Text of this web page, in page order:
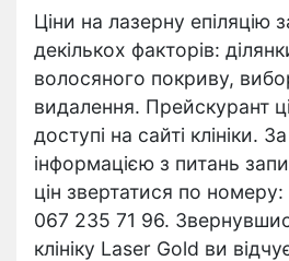
Ціни на лазерну епіляцію
декількох факторів:
волосяного покриву,
видалення. Прейскурант
доступі на сайті клініки.
інформацією з питань
цін звертатися по
067 235 71 96.
клініку Laser Gold ви